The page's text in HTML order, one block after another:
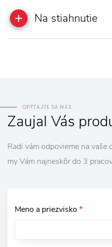
Na stiahnutie
OPÝTAJTE SA NÁS
Zaujal Vás
Radi vám odpovieme na
my Vám najneskôr do 3
Meno a priezvisko *